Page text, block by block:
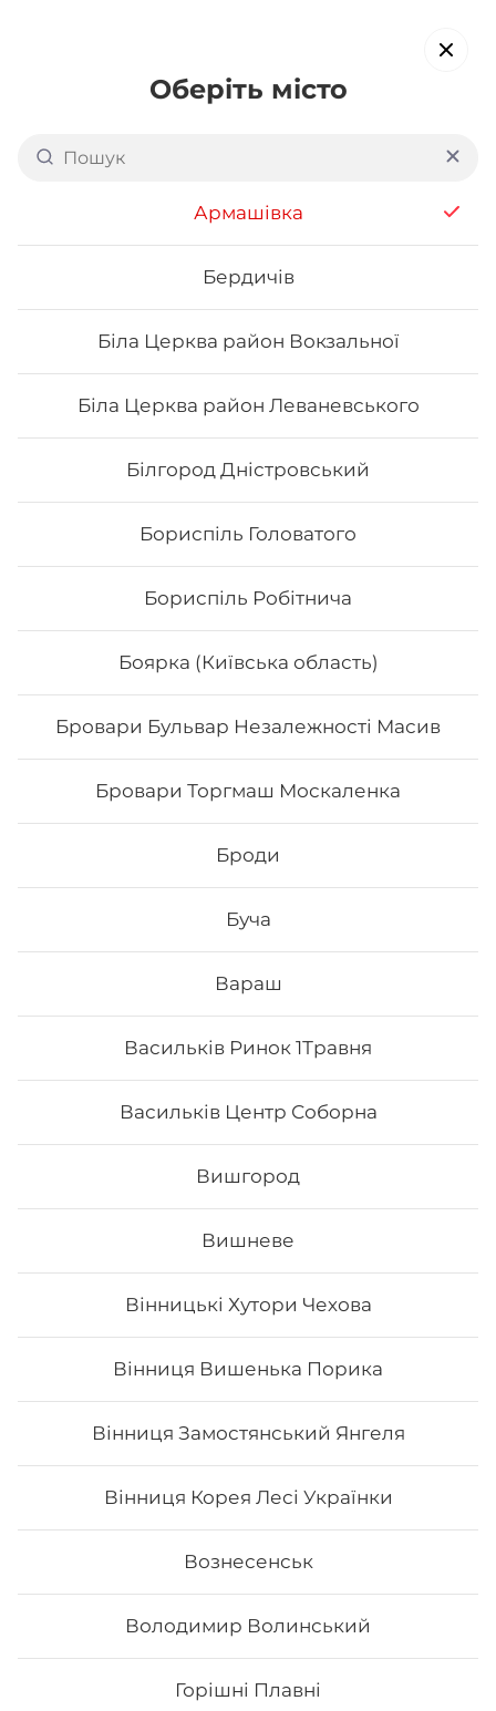
Оберіть місто
Армашівка
Бердичів
Біла Церква район Вокзальної
Біла Церква район Леваневського
Білгород Дністровський
Бориспіль Головатого
Бориспіль Робітнича
Боярка (Київська область)
Бровари Бульвар Незалежності Масив
Бровари Торгмаш Москаленка
Броди
Буча
Вараш
Васильків Ринок 1Травня
Васильків Центр Соборна
Вишгород
Вишневе
Вінницькі Хутори Чехова
Вінниця Вишенька Порика
Вінниця Замостянський Янгеля
Вінниця Корея Лесі Українки
Вознесенськ
Володимир Волинський
Горішні Плавні
Чорноморську
Каліфорнія
Каліфорнія з лососем
Вага: 255 г Склад: норі, рис, тобіко, лосось, ср
Каліфорнія з лососем в ікрі
Вага: 255 г Склад: норі, рис, огірок, авокадо, тобіко
₴